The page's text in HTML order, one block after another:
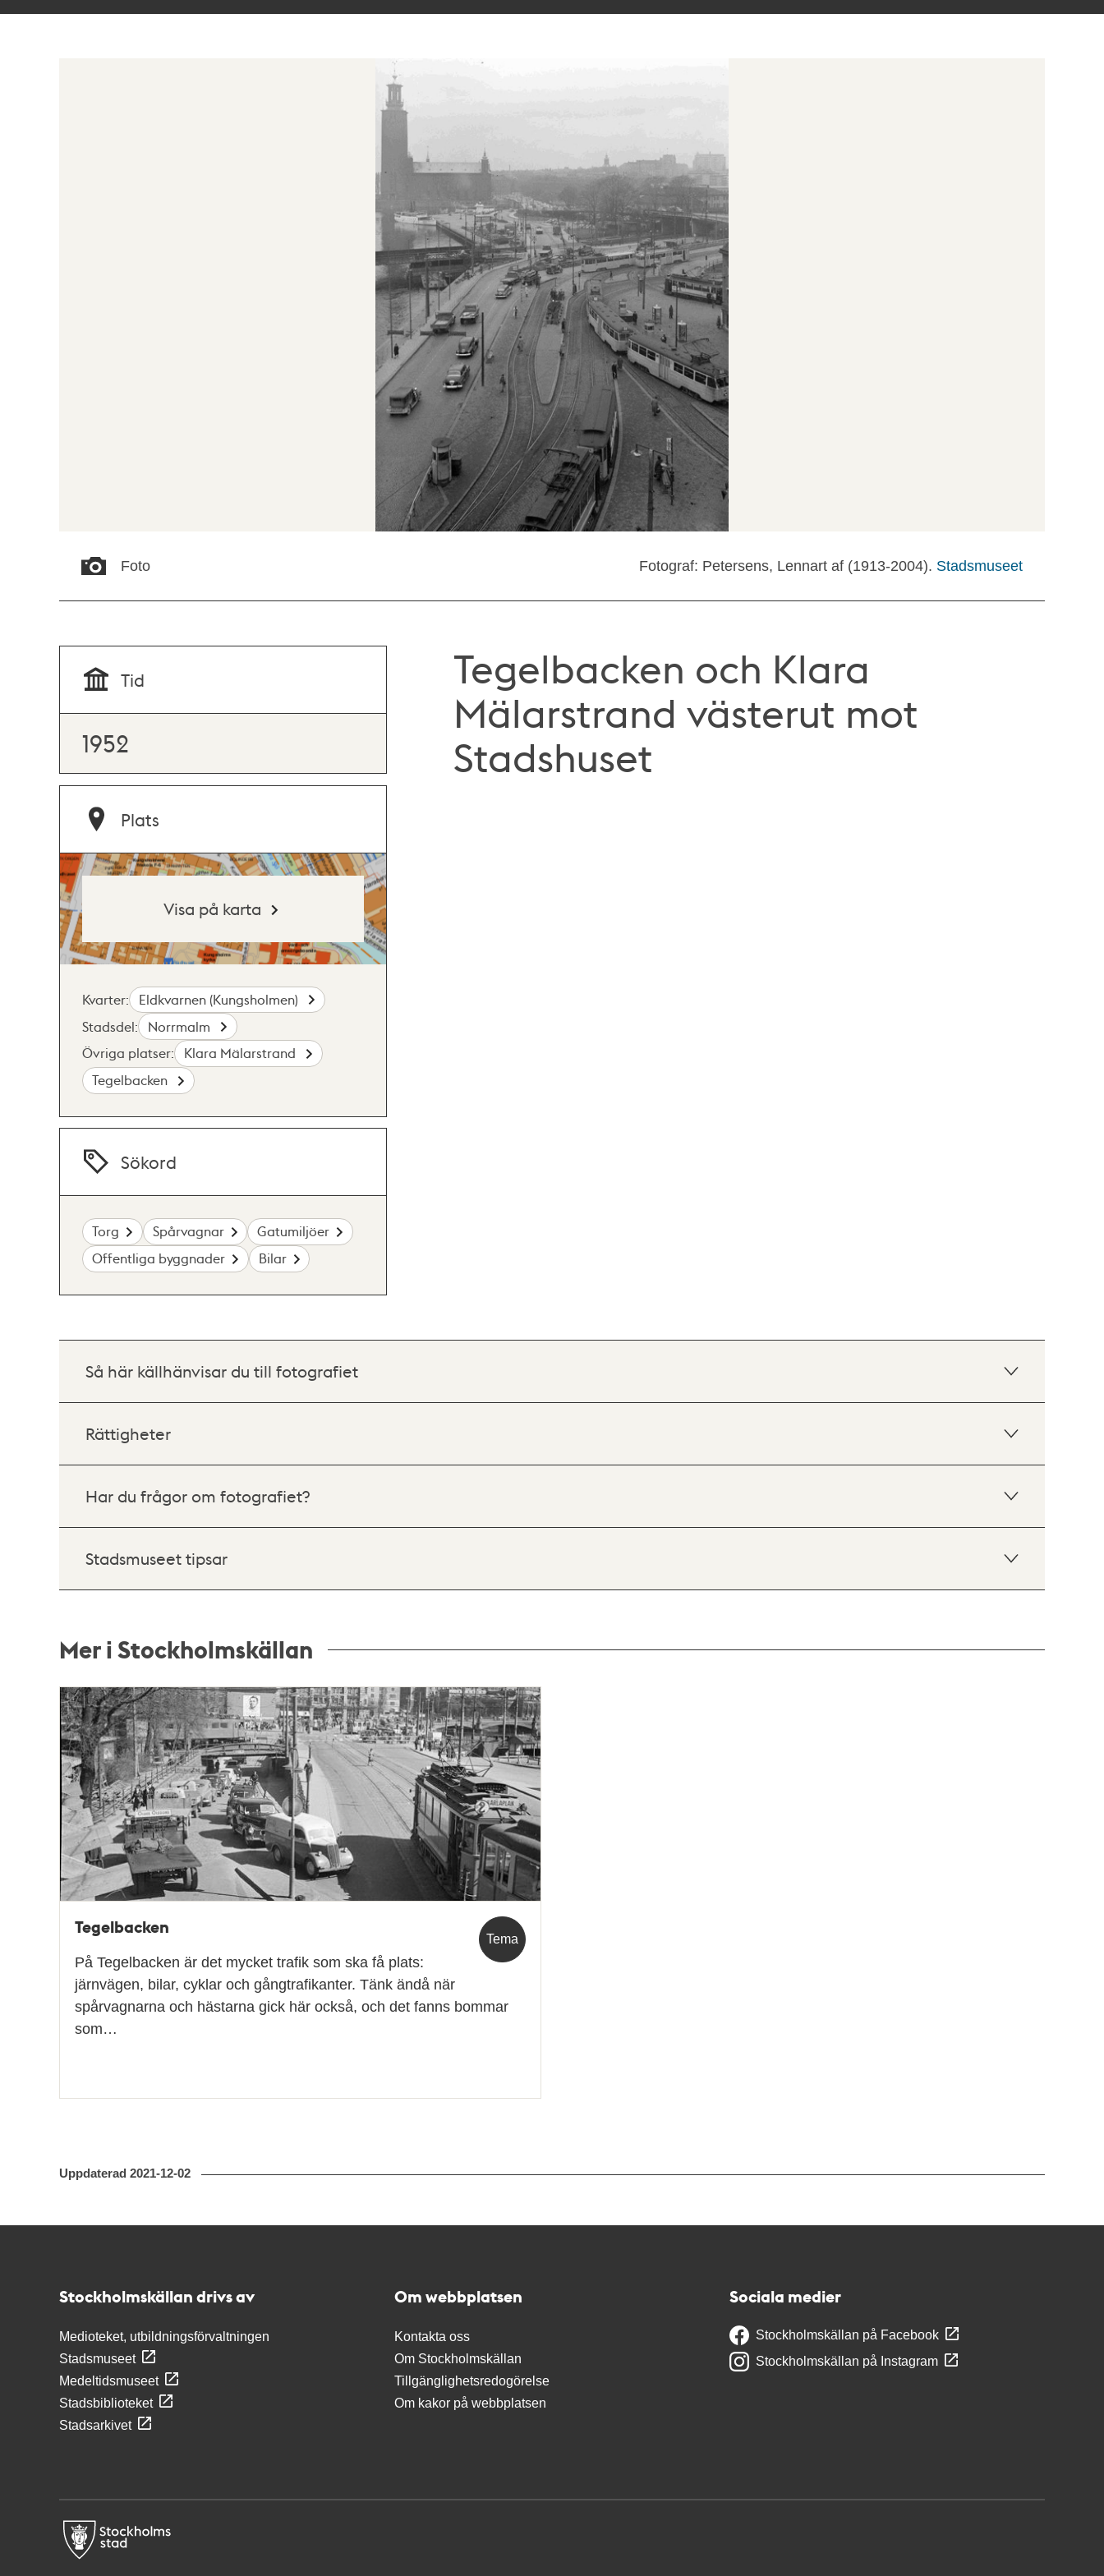
Foto Fotograf: Petersens, Lennart af (1913-2004). Stadsmuseet
Tegelbacken och Klara
Mälarstrand västerut mot
Stadshuset
Tid
1952
Plats
Visa på karta
Kvarter:
Eldkvarnen (Kungsholmen)
Stadsdel:
Norrmalm
Övriga platser:
Klara Mälarstrand
Tegelbacken
Sökord
Torg Spårvagnar
Gatumiljöer
Offentliga byggnader
Bilar
Så här källhänvisar du till fotografiet
Rättigheter
Har du frågor om fotografiet?
Stadsmuseet tipsar
Mer i Stockholmskällan
Relaterade
poster
och
teman
Tema
Tegelbacken
På Tegelbacken är det mycket trafik som ska få plats:
järnvägen, bilar, cyklar och gångtrafikanter. Tänk ändå när
spårvagnarna och hästarna gick här också, och det fanns bommar
som…
Uppdaterad 2021-12-02
Stockholmskällan drivs av
Medioteket, utbildningsförvaltningen
Stadsmuseet
Medeltidsmuseet
Stadsbiblioteket
Stadsarkivet
Om webbplatsen
Kontakta oss
Om Stockholmskällan
Tillgänglighetsredogörelse
Om kakor på webbplatsen
Sociala medier
Stockholmskällan på Facebook
Stockholmskällan på Instagram